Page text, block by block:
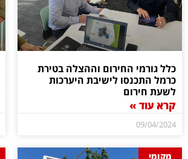
כלל גורמי החירום וההצלה בטירת
כרמל התכנסו לישיבת היערכות
לשעת חירום
קרא עוד »
09/04/2024
מקומי